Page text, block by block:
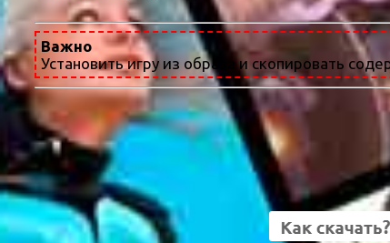
Важно
Установить игру из образа и скопировать